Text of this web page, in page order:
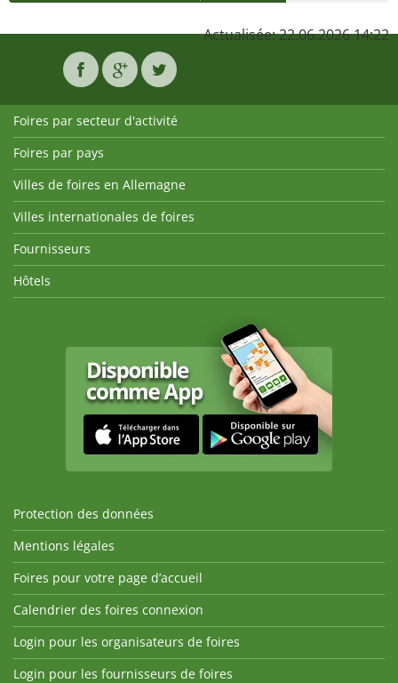
Actualisée: 22.06.2026 14:22
Foires par secteur d'activité
Foires par pays
Villes de foires en Allemagne
Villes internationales de foires
Fournisseurs
Hôtels
Protection des données
Mentions légales
Foires pour votre page d’accueil
Calendrier des foires connexion
Login pour les organisateurs de foires
Login pour les fournisseurs de foires